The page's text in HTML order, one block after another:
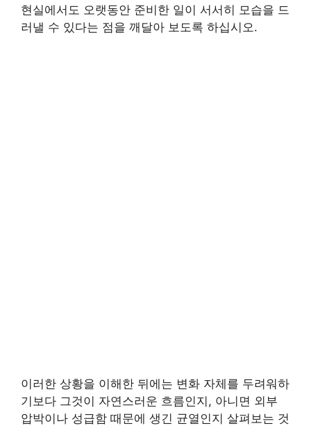
현실에서도 오랫동안 준비한 일이 서서히 모습을 드
러낼 수 있다는 점을 깨달아 보도록 하십시오.
이러한 상황을 이해한 뒤에는 변화 자체를 두려워하
기보다 그것이 자연스러운 흐름인지, 아니면 외부
압박이나 성급함 때문에 생긴 균열인지 살펴보는 것